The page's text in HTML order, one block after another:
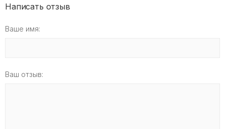
Написать отзыв
Ваше имя:
Ваш отзыв: